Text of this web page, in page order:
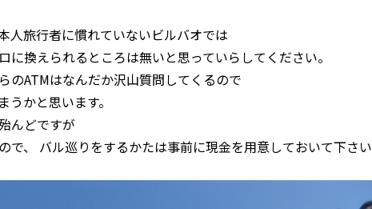
人旅行者に慣れていないビルバオでは
換えられるところは無いと思っていらしてください。
のATMはなんだか沢山質問してくるので
かと思います。
んどですが
で、 バル巡りをするかたは事前に現金を用意しておいて下さい